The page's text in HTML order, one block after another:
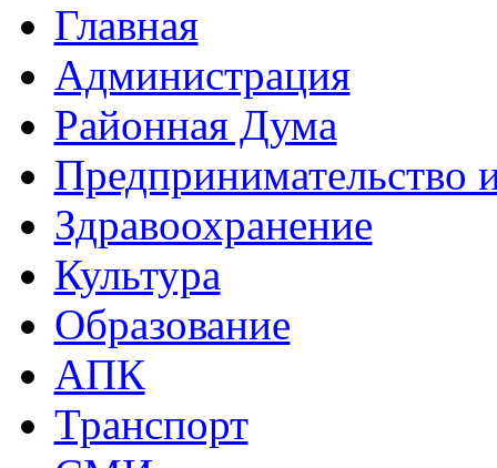
Главная
Администрация
Районная Дума
Предпринимательство
Здравоохранение
Культура
Образование
АПК
Транспорт